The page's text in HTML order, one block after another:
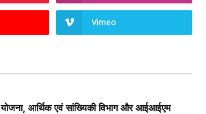
Vimeo
योजना, आर्थिक एवं सांख्यिकी विभाग और आईआईएम